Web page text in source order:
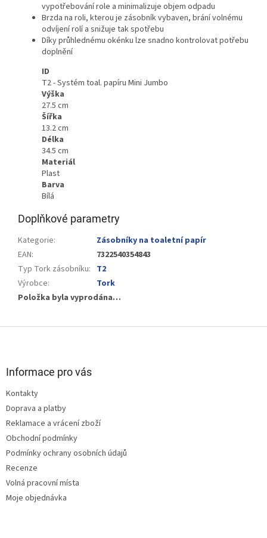
vypotřebování role a minimalizuje objem odpadu
Brzda na roli, kterou je zásobník vybaven, brání volnému
odvíjení rolí a snižuje tak spotřebu
Díky průhlednému okénku lze snadno kontrolovat potřebu
doplnění
ID
T2 - Systém toal. papíru Mini Jumbo
Výška
27.5 cm
Šířka
13.2 cm
Délka
34.5 cm
Materiál
Plast
Barva
Bílá
Doplňkové parametry
Kategorie:
Zásobníky na toaletní papír
EAN:
7322540354843
Typ Tork zásobníku: T2
Výrobce:
Tork
Položka byla vyprodána…
Informace pro vás
Kontakty
Doprava a platby
Reklamace a vrácení zboží
Obchodní podmínky
Podmínky ochrany osobních údajů
Recenze
Volná pracovní místa
Moje objednávka